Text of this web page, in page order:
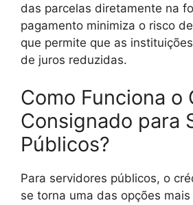
das parcelas diretamente na
pagamento minimiza o risco
que permite que as
de juros reduzidas.
Como Funciona o
Consignado para
Públicos?
Para servidores públicos, o
se torna uma das opções